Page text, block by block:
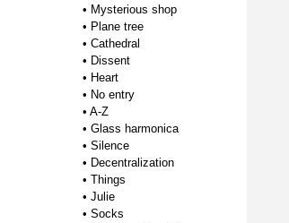
• Mysterious shop
• Plane tree
• Cathedral
• Dissent
• Heart
• No entry
• A-Z
• Glass harmonica
• Silence
• Decentralization
• Things
• Julie
• Socks